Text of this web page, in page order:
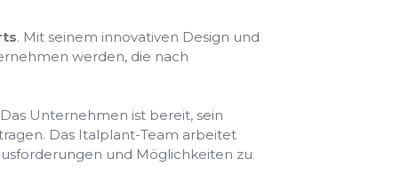
. Mit seinem innovativen Design und
werden, die nach
Unternehmen ist bereit, sein
Das Italplant-Team arbeitet
und Möglichkeiten zu